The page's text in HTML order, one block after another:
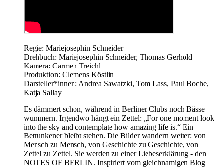
Regie: Mariejosephin Schneider
Drehbuch: Mariejosephin Schneider, Thomas Gerhold
Kamera: Carmen Treichl
Produktion: Clemens Köstlin
Darsteller*innen: Andrea Sawatzki, Tom Lass, Paul Boche,
Katja Sallay
Es dämmert schon, während in Berliner Clubs noch Bässe
wummern. Irgendwo hängt ein Zettel: „For one moment look
into the sky and contemplate how amazing life is.“ Ein
Betrunkener bleibt stehen. Die Bilder wandern weiter: von
Mensch zu Mensch, von Geschichte zu Geschichte, von
Zettel zu Zettel. Sie werden zu einer Liebeserklärung - den
NOTES OF BERLIN. Inspiriert vom gleichnamigen Blog